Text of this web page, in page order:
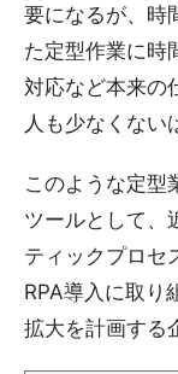
要になるが、時
た定型作業に時
対応など本来の
人も少なくない
このような定型
ツールとして、
ティックプロセ
RPA導入に取り
拡大を計画する